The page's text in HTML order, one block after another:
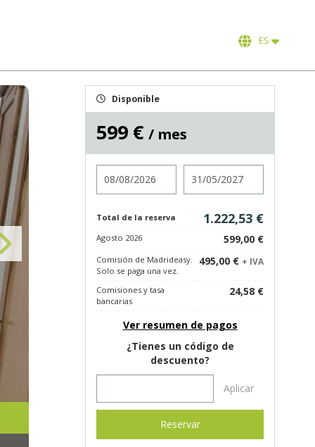
ES
Disponible
599 € / mes
Total de la reserva 1.222,53 €
Agosto 2026 599,00 €
Comisión de Madrideasy.
Solo se paga una vez.
495,00 € + IVA
Comisiones y tasa
bancarias
24,58 €
Ver resumen de pagos
¿Tienes un código de
descuento?
Aplicar
Reservar